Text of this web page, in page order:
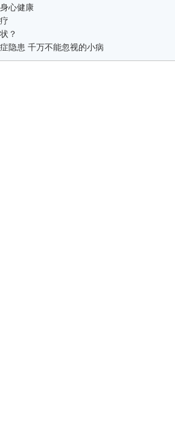
心健康
？
隐患 千万不能忽视的小病